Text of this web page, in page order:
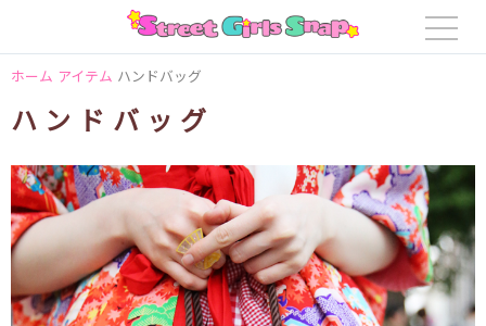
ホーム アイテム ハンドバッグ
ハンドバッグ